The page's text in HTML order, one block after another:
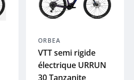
ORBEA
VTT semi rigide
électrique URRUN
30 Tanzanite